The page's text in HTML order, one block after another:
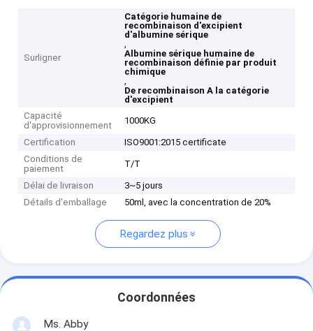
Surligner
Catégorie humaine de
recombinaison d'excipient
d'albumine sérique
,
Albumine sérique humaine de
recombinaison définie par produit
chimique
,
De recombinaison A la catégorie
d'excipient
Capacité
d'approvisionnement
1000KG
Certification
ISO9001:2015 certificate
Conditions de
paiement
T/T
Délai de livraison
3~5 jours
Détails d'emballage
50ml, avec la concentration de 20%
Regardez plus
Coordonnées
Ms. Abby